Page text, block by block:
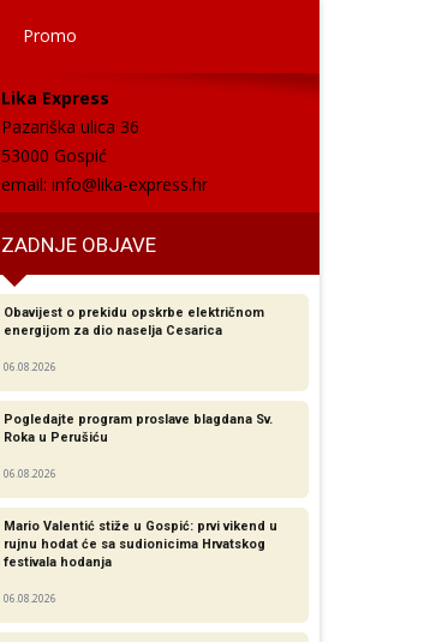
Promo
Lika Express
Pazariška ulica 36
53000 Gospić
email: info@lika-express.hr
ZADNJE OBJAVE
Obavijest o prekidu opskrbe električnom
energijom za dio naselja Cesarica
06.08.2026
Pogledajte program proslave blagdana Sv.
Roka u Perušiću
06.08.2026
Mario Valentić stiže u Gospić: prvi vikend u
rujnu hodat će sa sudionicima Hrvatskog
festivala hodanja
06.08.2026